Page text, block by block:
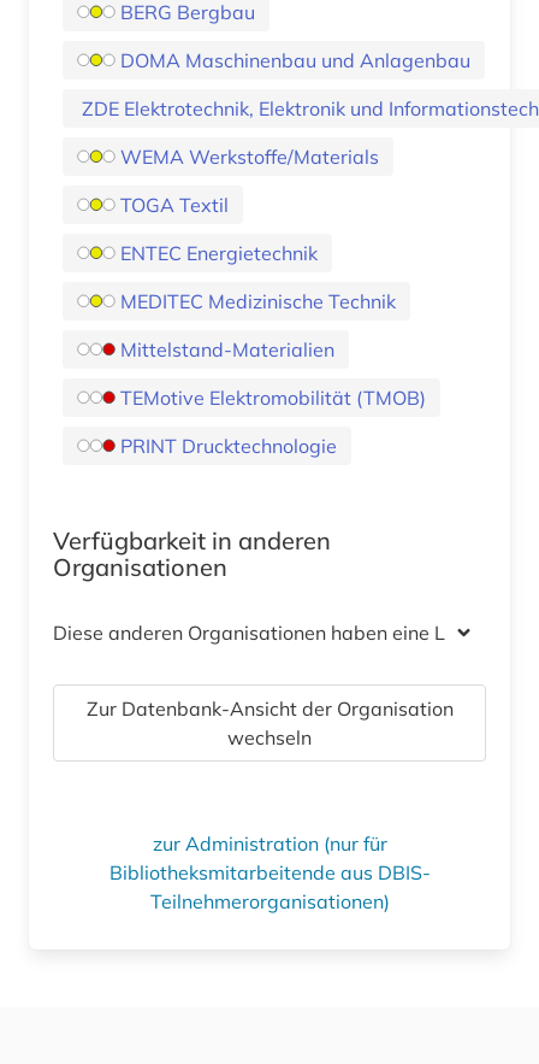
BERG Bergbau
DOMA Maschinenbau und Anlagenbau
ZDE Elektrotechnik, Elektronik und
WEMA Werkstoffe/Materials
TOGA Textil
ENTEC Energietechnik
MEDITEC Medizinische Technik
Mittelstand-Materialien
TEMotive Elektromobilität (TMOB)
PRINT Drucktechnologie
Verfügbarkeit in anderen
Organisationen
Diese anderen Organisationen haben eine Lizenz
Zur Datenbank-Ansicht der Organisation
wechseln
zur Administration (nur für
Bibliotheksmitarbeitende aus DBIS-
Teilnehmerorganisationen)